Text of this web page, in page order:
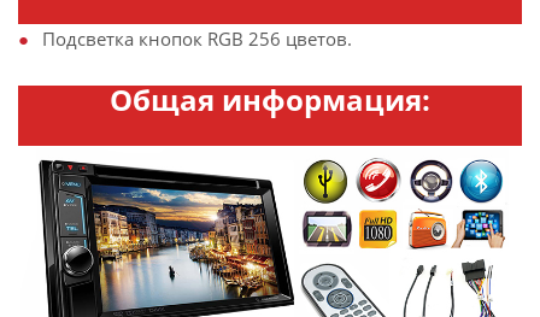
Подсветка кнопок RGB 256 цветов.
Общая информация: